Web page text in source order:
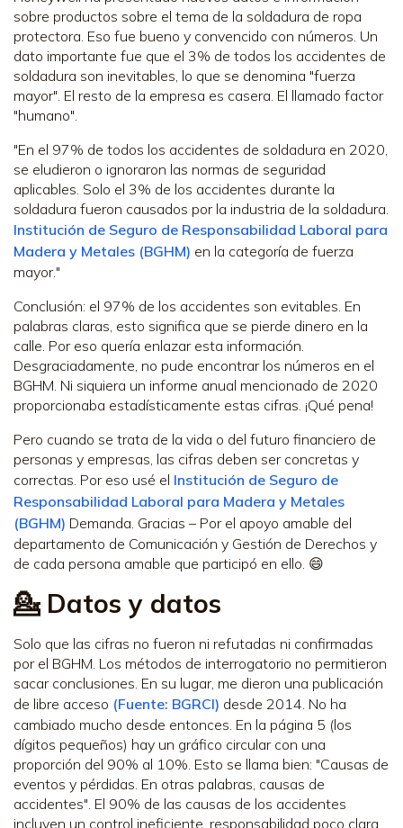
sobre productos sobre el tema de la soldadura de ropa
protectora. Eso fue bueno y convencido con números. Un
dato importante fue que el 3% de todos los accidentes de
soldadura son inevitables, lo que se denomina "fuerza
mayor". El resto de la empresa es casera. El llamado factor
"humano".
"En el 97% de todos los accidentes de soldadura en 2020,
se eludieron o ignoraron las normas de seguridad
aplicables. Solo el 3% de los accidentes durante la
soldadura fueron causados por la industria de la soldadura.
Institución de Seguro de Responsabilidad Laboral para
Madera y Metales (BGHM) en la categoría de fuerza
mayor."
Conclusión: el 97% de los accidentes son evitables. En
palabras claras, esto significa que se pierde dinero en la
calle. Por eso quería enlazar esta información.
Desgraciadamente, no pude encontrar los números en el
BGHM. Ni siquiera un informe anual mencionado de 2020
proporcionaba estadísticamente estas cifras. ¡Qué pena!
Pero cuando se trata de la vida o del futuro financiero de
personas y empresas, las cifras deben ser concretas y
correctas. Por eso usé el Institución de Seguro de
Responsabilidad Laboral para Madera y Metales
(BGHM) Demanda. Gracias – Por el apoyo amable del
departamento de Comunicación y Gestión de Derechos y
de cada persona amable que participó en ello. 😄
💁 Datos y datos
Solo que las cifras no fueron ni refutadas ni confirmadas
por el BGHM. Los métodos de interrogatorio no permitieron
sacar conclusiones. En su lugar, me dieron una publicación
de libre acceso (Fuente: BGRCI) desde 2014. No ha
cambiado mucho desde entonces. En la página 5 (los
dígitos pequeños) hay un gráfico circular con una
proporción del 90% al 10%. Esto se llama bien: "Causas de
eventos y pérdidas. En otras palabras, causas de
accidentes". El 90% de las causas de los accidentes
incluyen un control ineficiente, responsabilidad poco clara,